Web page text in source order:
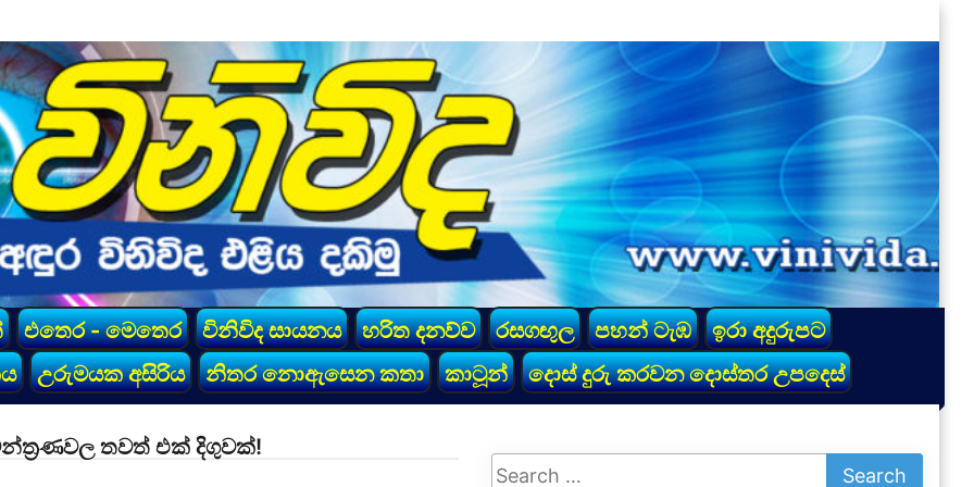
එතෙර - මෙතෙර විනිවිද සායනය හරිත දනව්ව රසගඟුල පහන් ටැඹ
ඉරා අදුරුපට
උරුමයක අසිරිය නිතර නොඇසෙන කතා කාටූන් දොස් දුරු කරවන දොස්තර උපදෙස්
තවත් එක් දිගුවක්!